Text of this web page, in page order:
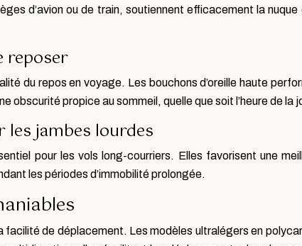
d’avion ou de train, soutiennent efficacement la
reposer
du repos en voyage. Les bouchons d’oreille haute
propice au sommeil, quelle que soit l’heure de la
jambes lourdes
pour les vols long-courriers. Elles favorisent une
les périodes d’immobilité prolongée.
facilité de déplacement. Les modèles ultralégers en